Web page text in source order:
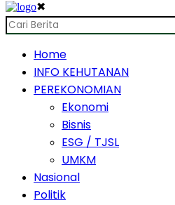
✖
Home
INFO KEHUTANAN
PEREKONOMIAN
Ekonomi
Bisnis
ESG / TJSL
UMKM
Nasional
Politik